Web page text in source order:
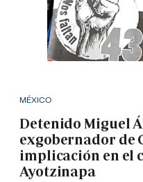
MÉXICO
Detenido Miguel
exgobernador de
implicación en el
Ayotzinapa